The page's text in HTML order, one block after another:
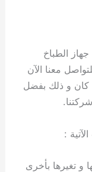
الطباخ
معنا الآن
كان و ذلك بفضل
:
و تغيرها بأخرى